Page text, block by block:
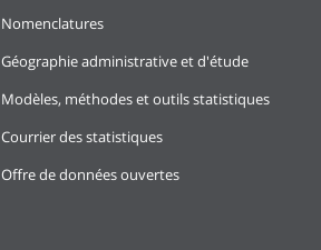
Nomenclatures
Géographie administrative et d'étude
Modèles, méthodes et outils statistiques
Courrier des statistiques
Offre de données ouvertes